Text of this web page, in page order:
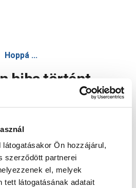
látogatásakor Ön hozzájárul,
szerződött partnerei
el, melyek
tett látogatásának adatait
Hoppá ...
hiba történt
újratöltése